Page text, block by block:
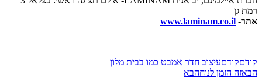
www.laminam.co.il
עיצוב חדר אמבט כמו בבית מלון
הזמן לנוחהבא